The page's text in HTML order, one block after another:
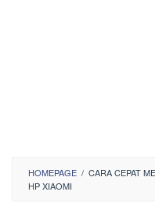
HOMEPAGE / CARA CEPAT
HP XIAOMI